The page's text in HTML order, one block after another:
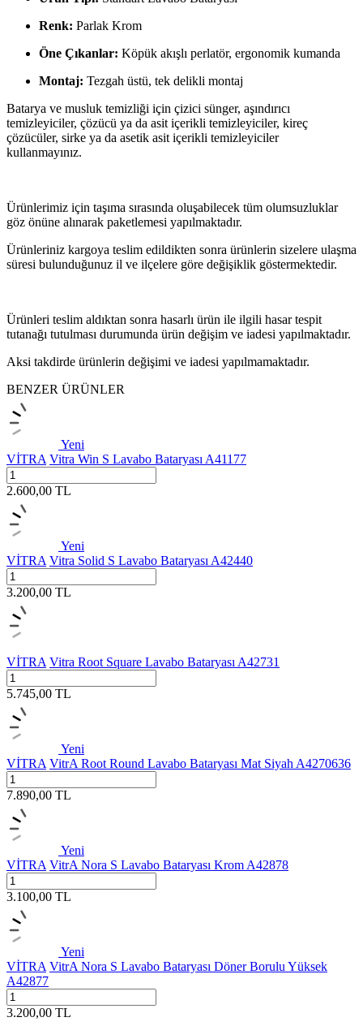
Renk: Parlak Krom
Öne Çıkanlar: Köpük akışlı perlatör, ergonomik kumanda
Montaj: Tezgah üstü, tek delikli montaj
Batarya ve musluk temizliği için çizici sünger, aşındırıcı
temizleyiciler, çözücü ya da asit içerikli temizleyiciler, kireç
çözücüler, sirke ya da asetik asit içerikli temizleyiciler
kullanmayınız.
Ürünlerimiz için taşıma sırasında oluşabilecek tüm olumsuzluklar
göz önüne alınarak paketlemesi yapılmaktadır.
Ürünleriniz kargoya teslim edildikten sonra ürünlerin sizelere ulaşma
süresi bulunduğunuz il ve ilçelere göre değişiklik göstermektedir.
Ürünleri teslim aldıktan sonra hasarlı ürün ile ilgili hasar tespit
tutanağı tutulması durumunda ürün değişim ve iadesi yapılmaktadır.
Aksi takdirde ürünlerin değişimi ve iadesi yapılmamaktadır.
BENZER ÜRÜNLER
Yeni
VİTRA Vitra Win S Lavabo Bataryası A41177
2.600,00 TL
Yeni
VİTRA Vitra Solid S Lavabo Bataryası A42440
3.200,00 TL
VİTRA Vitra Root Square Lavabo Bataryası A42731
5.745,00 TL
Yeni
VİTRA VitrA Root Round Lavabo Bataryası Mat Siyah A4270636
7.890,00 TL
Yeni
VİTRA VitrA Nora S Lavabo Bataryası Krom A42878
3.100,00 TL
Yeni
VİTRA VitrA Nora S Lavabo Bataryası Döner Borulu Yüksek
A42877
3.200,00 TL